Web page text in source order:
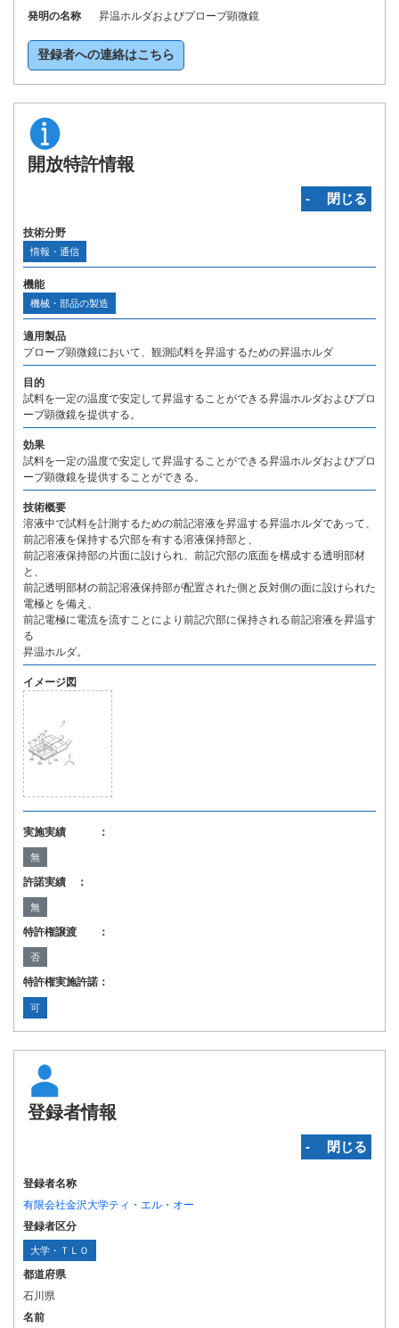
発明の名称
昇温ホルダおよびプローブ顕微鏡
登録者への連絡はこちら
開放特許情報
‐ 閉じる
技術分野
情報・通信
機能
機械・部品の製造
適用製品
プローブ顕微鏡において、観測試料を昇温するための昇温ホルダ
目的
試料を一定の温度で安定して昇温することができる昇温ホルダおよびプロ
ーブ顕微鏡を提供する。
効果
試料を一定の温度で安定して昇温することができる昇温ホルダおよびプロ
ーブ顕微鏡を提供することができる。
技術概要
溶液中で試料を計測するための前記溶液を昇温する昇温ホルダであって、
前記溶液を保持する穴部を有する溶液保持部と、
前記溶液保持部の片面に設けられ、前記穴部の底面を構成する透明部材
と、
前記透明部材の前記溶液保持部が配置された側と反対側の面に設けられた
電極とを備え、
前記電極に電流を流すことにより前記穴部に保持される前記溶液を昇温す
る
昇温ホルダ。
イメージ図
実施実績 ：
無
許諾実績 ：
無
特許権譲渡 ：
否
特許権実施許諾：
可
登録者情報
‐ 閉じる
登録者名称
有限会社金沢大学ティ・エル・オー
登録者区分
大学・ＴＬＯ
都道府県
石川県
名前